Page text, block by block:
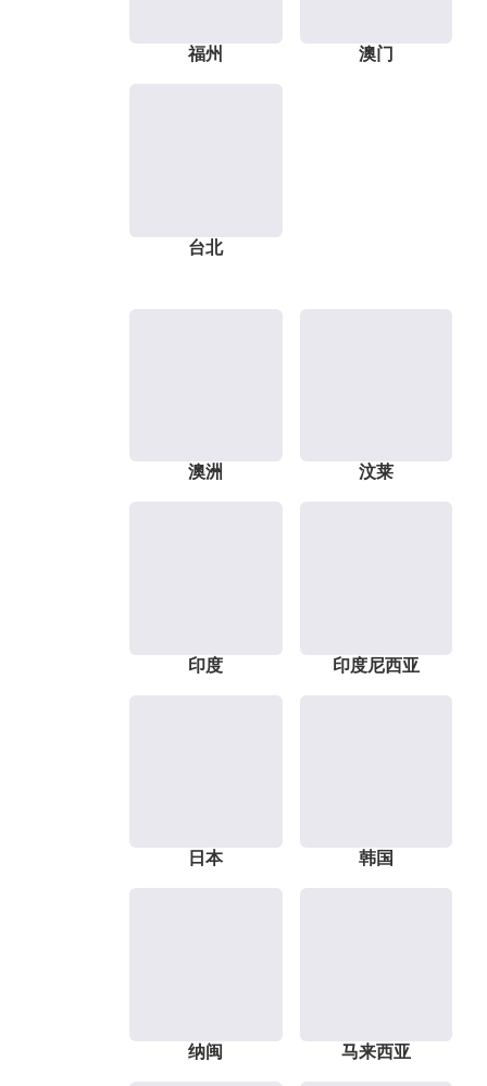
福州 澳门
台北
澳洲 汶莱
印度 印度尼西亚
日本 韩国
纳闽 马来西亚